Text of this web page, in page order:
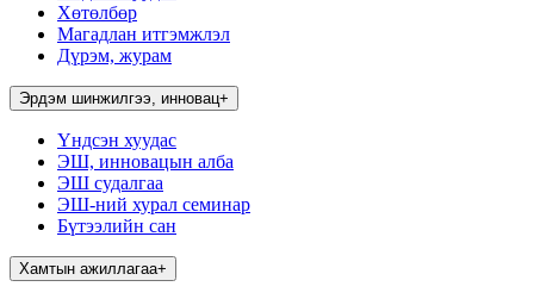
Хөтөлбөр
Магадлан итгэмжлэл
Дүрэм, журам
Эрдэм шинжилгээ, инновац+
Үндсэн хуудас
ЭШ, инновацын алба
ЭШ судалгаа
ЭШ-ний хурал семинар
Бүтээлийн сан
Хамтын ажиллагаа+